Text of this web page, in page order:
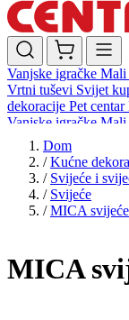
Vanjske igračke Mali
Vrtni tuševi Svijet
dekoracije Pet centar
Vanjske igračke Mali
Vrtni tuševi
dekoracijePet centar
Dom
/ Kućne
/ Svijeće i
/ Svijeće
/ MICA
MICA